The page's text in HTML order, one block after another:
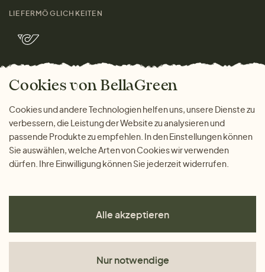
Kontakt
Marken
Bella Green Magazin
Herren
Wohnen
Geschenke
Warum bei uns einkaufen
LIEFERMÖGLICHKEITEN
ZAHLUNGSMÖGLICHKEITEN
Cookies von BellaGreen
Cookies und andere Technologien helfen uns, unsere Dienste zu
verbessern, die Leistung der Website zu analysieren und
passende Produkte zu empfehlen. In den Einstellungen können
Sie auswählen, welche Arten von Cookies wir verwenden
dürfen. Ihre Einwilligung können Sie jederzeit widerrufen.
Alle akzeptieren
Nur notwendige